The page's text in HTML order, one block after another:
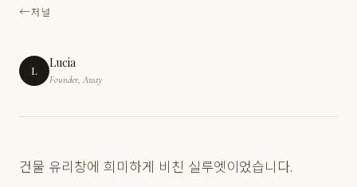
저널
L Lucia
Founder, Away
건물 유리창에 희미하게 비친 실루엣이었습니다.